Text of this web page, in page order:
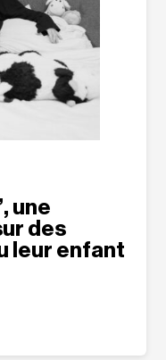
une
des
leur enfant